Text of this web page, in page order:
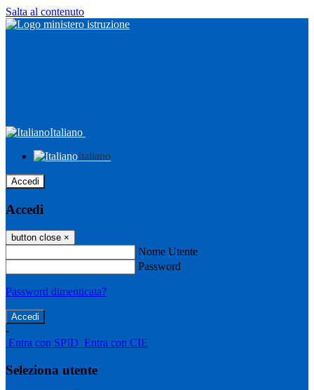
Salta al contenuto
Italiano
Italiano
Accedi
Accedi
button close ×
Nome Utente
Password
Password dimenticata?
-
Entra con SPID Entra con CIE
Seleziona utente